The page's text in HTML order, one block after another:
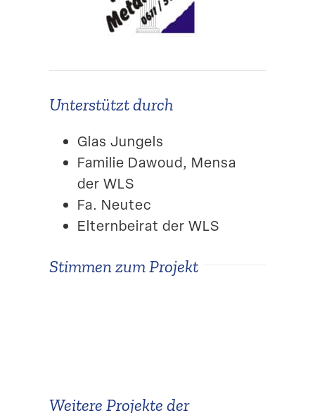
Unter­stützt durch
Glas Jungels
Familie Dawoud, Mensa
der WLS
Fa. Neutec
Eltern­beirat der WLS
Stimmen zum Projekt
Schüler, Lehrkräfte, Eltern
Weitere Projekte der